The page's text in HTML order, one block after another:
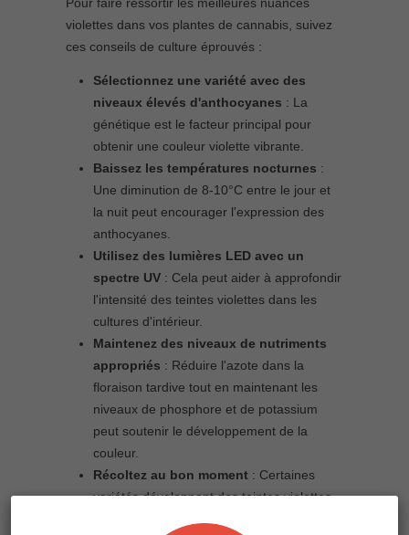
violettes dans vos plantes de cannabis, suivez
ces conseils de culture éprouvés :
Sélectionnez une variété avec des
niveaux élevés d'anthocyanes : La
génétique est le facteur principal pour
obtenir une couleur violette vibrante.
Baissez les températures nocturnes :
Une diminution de 8-10°C entre le jour et
la nuit peut encourager l'expression des
anthocyanes.
Utilisez des lumières LED avec un
spectre UV : Cela peut aider à approfondir
l'intensité des teintes violettes dans les
cultures d'intérieur.
Maintenez des niveaux de nutriments
appropriés : Réduire l'azote dans la
floraison tardive tout en maintenant les
niveaux de phosphore et de potassium
peut soutenir le développement de la
couleur.
Récoltez au bon moment : Certaines
variétés développent des teintes violettes